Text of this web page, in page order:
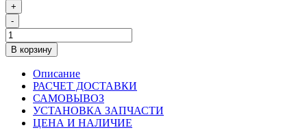
+
-
В корзину
Описание
РАСЧЕТ ДОСТАВКИ
САМОВЫВОЗ
УСТАНОВКА ЗАПЧАСТИ
ЦЕНА И НАЛИЧИЕ